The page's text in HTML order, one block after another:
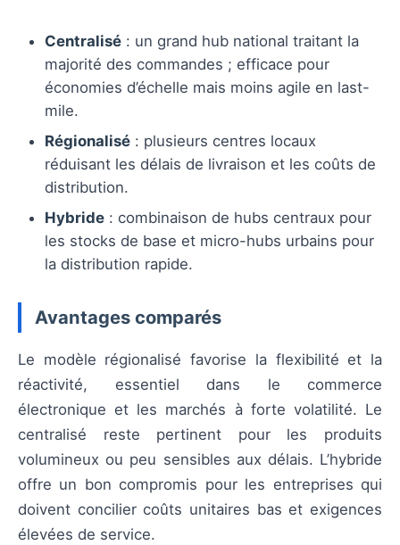
Centralisé : un grand hub national traitant la
majorité des commandes ; efficace pour
économies d’échelle mais moins agile en last-
mile.
Régionalisé : plusieurs centres locaux
réduisant les délais de livraison et les coûts de
distribution.
Hybride : combinaison de hubs centraux pour
les stocks de base et micro-hubs urbains pour
la distribution rapide.
Avantages comparés
Le modèle régionalisé favorise la flexibilité et la
réactivité, essentiel dans le commerce
électronique et les marchés à forte volatilité. Le
centralisé reste pertinent pour les produits
volumineux ou peu sensibles aux délais. L’hybride
offre un bon compromis pour les entreprises qui
doivent concilier coûts unitaires bas et exigences
élevées de service.